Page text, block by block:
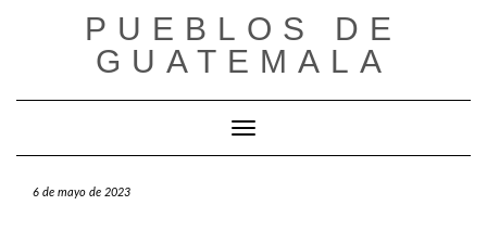
PUEBLOS DE
GUATEMALA
Cambiar modo de navegación
6 de mayo de 2023